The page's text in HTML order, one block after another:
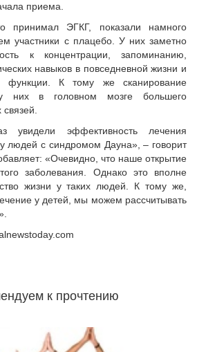
приема.
принимал ЭГКГ, показали намного
участники с плацебо. У них заметно
к концентрации, запоминанию,
навыков в повседневной жизни и
функции. К тому же сканирование
них в головном мозге большего
эффективность лечения
людей с синдромом Дауна», – говорит
«Очевидно, что наше открытие
заболевания. Однако это вполне
жизни у таких людей. К тому же,
у детей, мы можем рассчитывать
к прочтению